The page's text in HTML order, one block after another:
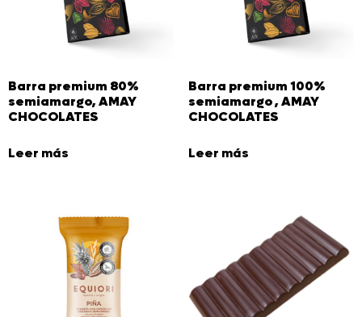
Barra premium 80%
semiamargo, AMAY
CHOCOLATES
Leer más
Barra premium 100%
semiamargo , AMAY
CHOCOLATES
Leer más